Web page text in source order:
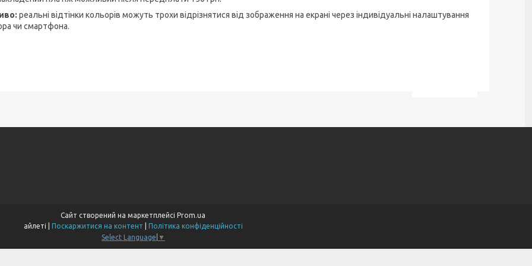
реальні відтінки кольорів можуть трохи відрізнятися від зображення на екрані через індивідуальні налаштування
чи смартфона.
Сайт створений на маркетплейсі Prom.ua
Поскаржитися на контент
Політика конфіденційності
Select Language ▼